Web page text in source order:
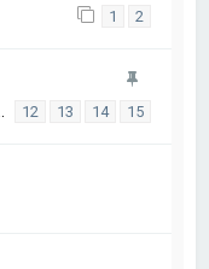
1 2
12 13 14 15